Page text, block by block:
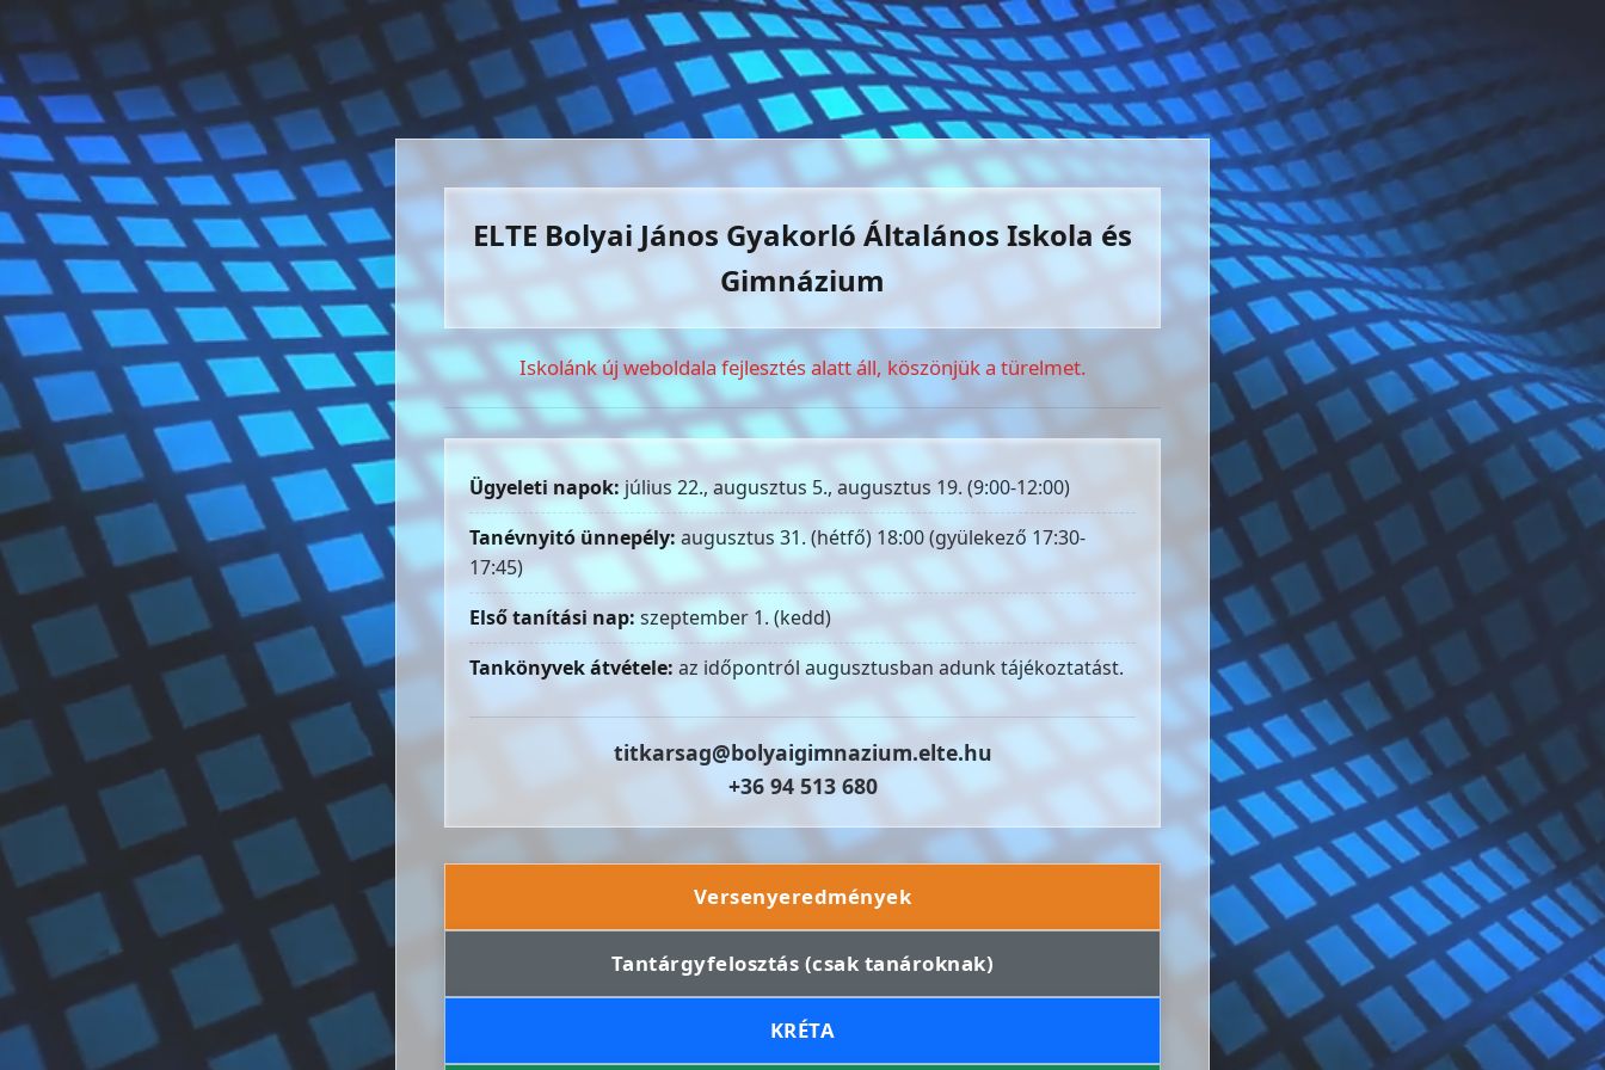
ELTE Bolyai János Gyakorló Általános Iskola és
Gimnázium
Iskolánk új weboldala fejlesztés alatt áll, köszönjük a türelmet.
Ügyeleti napok:július 22., augusztus 5., augusztus 19. (9:00-12:00)
Tanévnyitó ünnepély:augusztus 31. (hétfő) 18:00 (gyülekező 17:30-
17:45)
Első tanítási nap:szeptember 1. (kedd)
Tankönyvek átvétele: az időpontról augusztusban adunk tájékoztatást.
titkarsag@bolyaigimnazium.elte.hu
+36 94 513 680
Versenyeredmények
Tantárgyfelosztás (csak tanároknak)
KRÉTA